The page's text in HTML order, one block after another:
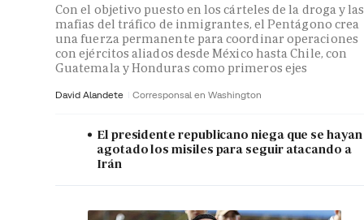
Con el objetivo puesto en los cárteles de la droga y las
mafias del tráfico de inmigrantes, el Pentágono crea
una fuerza permanente para coordinar operaciones
con ejércitos aliados desde México hasta Chile, con
Guatemala y Honduras como primeros ejes
David Alandete Corresponsal en Washington
El presidente republicano niega que se hayan
agotado los misiles para seguir atacando a
Irán